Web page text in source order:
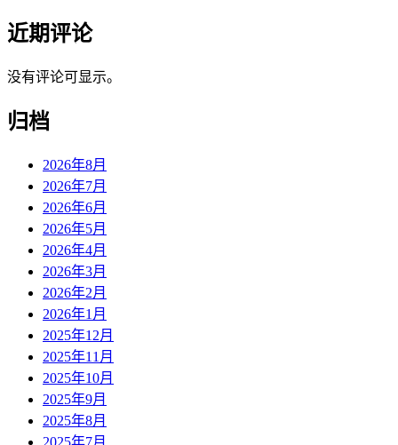
近期评论
没有评论可显示。
归档
2026年8月
2026年7月
2026年6月
2026年5月
2026年4月
2026年3月
2026年2月
2026年1月
2025年12月
2025年11月
2025年10月
2025年9月
2025年8月
2025年7月